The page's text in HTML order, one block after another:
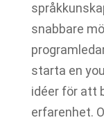
snabbare
starta en
idéer för att
erfarenhet.